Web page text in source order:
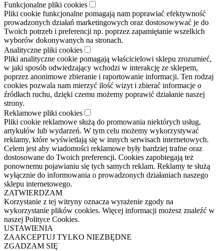
Funkcjonalne pliki cookies
Pliki cookie funkcjonalne pomagają nam poprawiać efektywność
prowadzonych działań marketingowych oraz dostosowywać je do
Twoich potrzeb i preferencji np. poprzez zapamiętanie wszelkich
wyborów dokonywanych na stronach.
Analityczne pliki cookies
Pliki analityczne cookie pomagają właścicielowi sklepu zrozumieć,
w jaki sposób odwiedzający wchodzi w interakcję ze sklepem,
poprzez anonimowe zbieranie i raportowanie informacji. Ten rodzaj
cookies pozwala nam mierzyć ilość wizyt i zbierać informacje o
źródłach ruchu, dzięki czemu możemy poprawić działanie naszej
strony.
Reklamowe pliki cookies
Pliki cookie reklamowe służą do promowania niektórych usług,
artykułów lub wydarzeń. W tym celu możemy wykorzystywać
reklamy, które wyświetlają się w innych serwisach internetowych.
Celem jest aby wiadomości reklamowe były bardziej trafne oraz
dostosowane do Twoich preferencji. Cookies zapobiegają też
ponownemu pojawianiu się tych samych reklam. Reklamy te służą
wyłącznie do informowania o prowadzonych działaniach naszego
sklepu internetowego.
ZATWIERDZAM
Korzystanie z tej witryny oznacza wyrażenie zgody na
wykorzystanie plików cookies. Więcej informacji możesz znaleźć w
naszej Polityce Cookies.
USTAWIENIA
ZAAKCEPTUJ TYLKO NIEZBĘDNE
ZGADZAM SIĘ